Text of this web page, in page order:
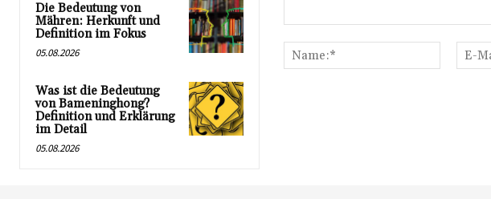
Die Bedeutung von
Mähren: Herkunft und
Definition im Fokus
05.08.2026
Was ist die Bedeutung
von Bameninghong?
Definition und Erklärung
im Detail
05.08.2026
Name:*